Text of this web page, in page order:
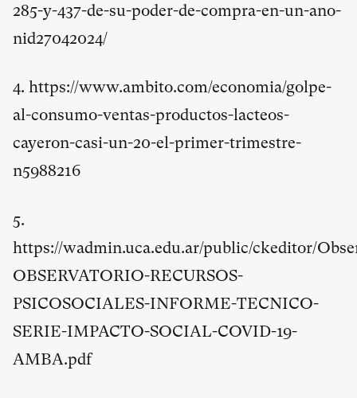
285-y-437-de-su-poder-de-compra-en-un-ano-
nid27042024/
4. https://www.ambito.com/economia/golpe-
al-consumo-ventas-productos-lacteos-
cayeron-casi-un-20-el-primer-trimestre-
n5988216
5.
https://wadmin.uca.edu.ar/public/ckeditor/
OBSERVATORIO-RECURSOS-
PSICOSOCIALES-INFORME-TECNICO-
SERIE-IMPACTO-SOCIAL-COVID-19-
AMBA.pdf